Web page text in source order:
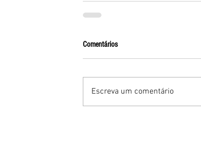
Comentários
Escreva um comentário